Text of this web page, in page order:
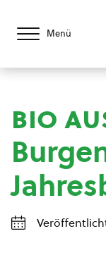
Menü
bio